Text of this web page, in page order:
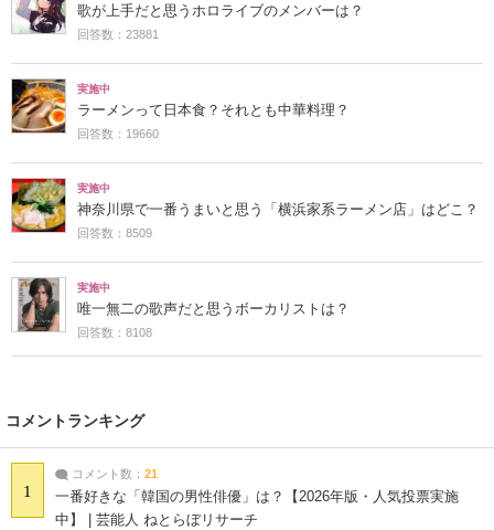
歌が上手だと思うホロライブのメンバーは？
回答数：23881
実施中
ラーメンって日本食？それとも中華料理？
回答数：19660
実施中
神奈川県で一番うまいと思う「横浜家系ラーメン店」はどこ？
回答数：8509
実施中
唯一無二の歌声だと思うボーカリストは？
回答数：8108
コメントランキング
1
コメント数： 21
一番好きな「韓国の男性俳優」は？【2026年版・人気投票実施
中】 | 芸能人 ねとらぼリサーチ